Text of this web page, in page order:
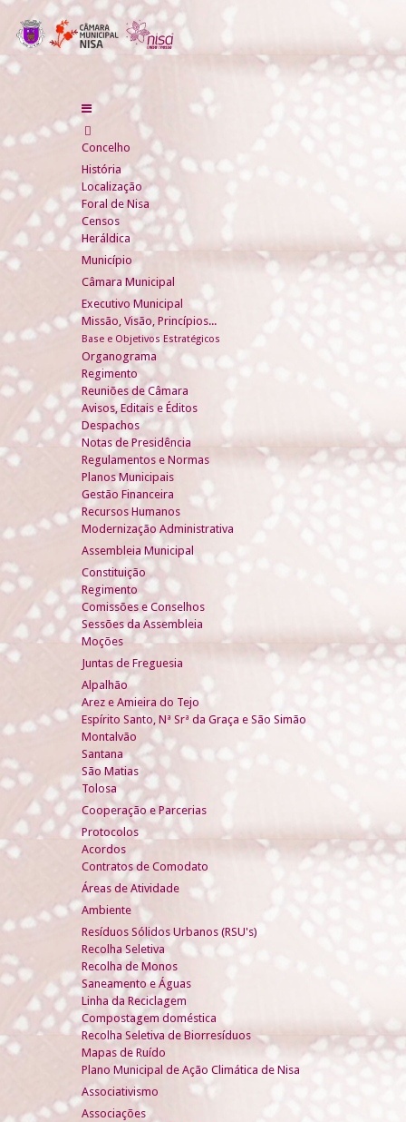
Concelho
História
Localização
Foral de Nisa
Censos
Heráldica
Município
Câmara Municipal
Executivo Municipal
Missão, Visão, Princípios...
Base e Objetivos Estratégicos
Organograma
Regimento
Reuniões de Câmara
Avisos, Editais e Éditos
Despachos
Notas de Presidência
Regulamentos e Normas
Planos Municipais
Gestão Financeira
Recursos Humanos
Modernização Administrativa
Assembleia Municipal
Constituição
Regimento
Comissões e Conselhos
Sessões da Assembleia
Moções
Juntas de Freguesia
Alpalhão
Arez e Amieira do Tejo
Espírito Santo, Nª Srª da Graça e São Simão
Montalvão
Santana
São Matias
Tolosa
Cooperação e Parcerias
Protocolos
Acordos
Contratos de Comodato
Áreas de Atividade
Ambiente
Resíduos Sólidos Urbanos (RSU's)
Recolha Seletiva
Recolha de Monos
Saneamento e Águas
Linha da Reciclagem
Compostagem doméstica
Recolha Seletiva de Biorresíduos
Mapas de Ruído
Plano Municipal de Ação Climática de Nisa
Associativismo
Associações